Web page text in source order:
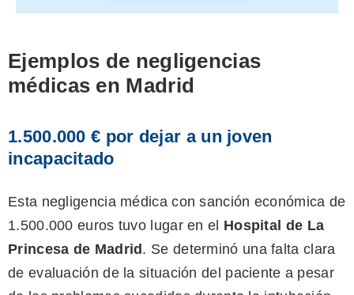
Ejemplos de negligencias
médicas en Madrid
1.500.000 € por dejar a un joven
incapacitado
Esta negligencia médica con sanción económica de
1.500.000 euros tuvo lugar en el Hospital de La
Princesa de Madrid . Se determinó una falta clara
de evaluación de la situación del paciente a pesar